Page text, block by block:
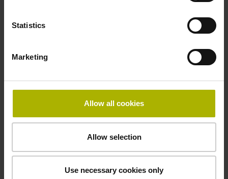
Statistics
Marketing
Allow all cookies
Allow selection
Use necessary cookies only
Individuálně přizpůsobitelný
Všechny podrobnosti